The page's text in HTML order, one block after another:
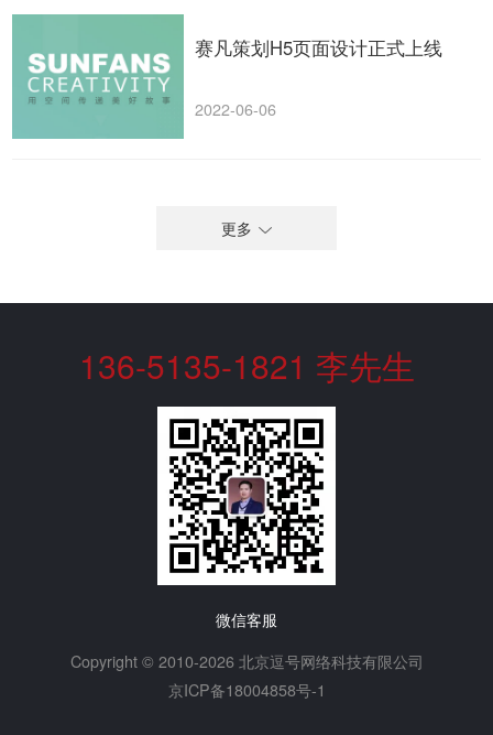
赛凡策划H5页面设计正式上线
2022-06-06
更多
136-5135-1821 李先生
微信客服
Copyright © 2010-2026 北京逗号网络科技有限公司
京ICP备18004858号-1